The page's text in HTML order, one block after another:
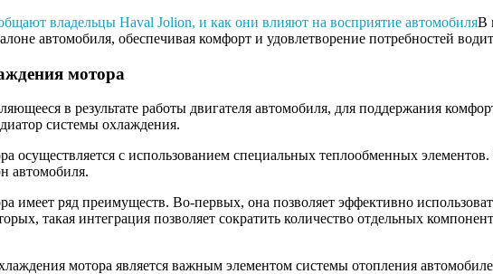
владельцы Haval Jolion, и как они влияют на восприятие автомобиляВ
автомобиля, обеспечивая комфорт и удовлетворение потребностей
мотора
в результате работы двигателя автомобиля, для поддержания
системы охлаждения.
осуществляется с использованием специальных теплообменных
автомобиля.
имеет ряд преимуществ. Во-первых, она позволяет эффективно
такая интеграция позволяет сократить количество отдельных
мотора является важным элементом системы отопления